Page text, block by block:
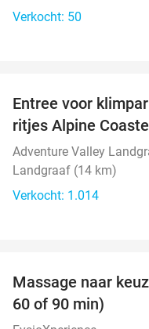
Verkocht: 50
Entree voor
ritjes Alpine
Adventure Valley
Landgraaf (14 km)
Verkocht: 1.014
Massage naar
60 of 90 min)